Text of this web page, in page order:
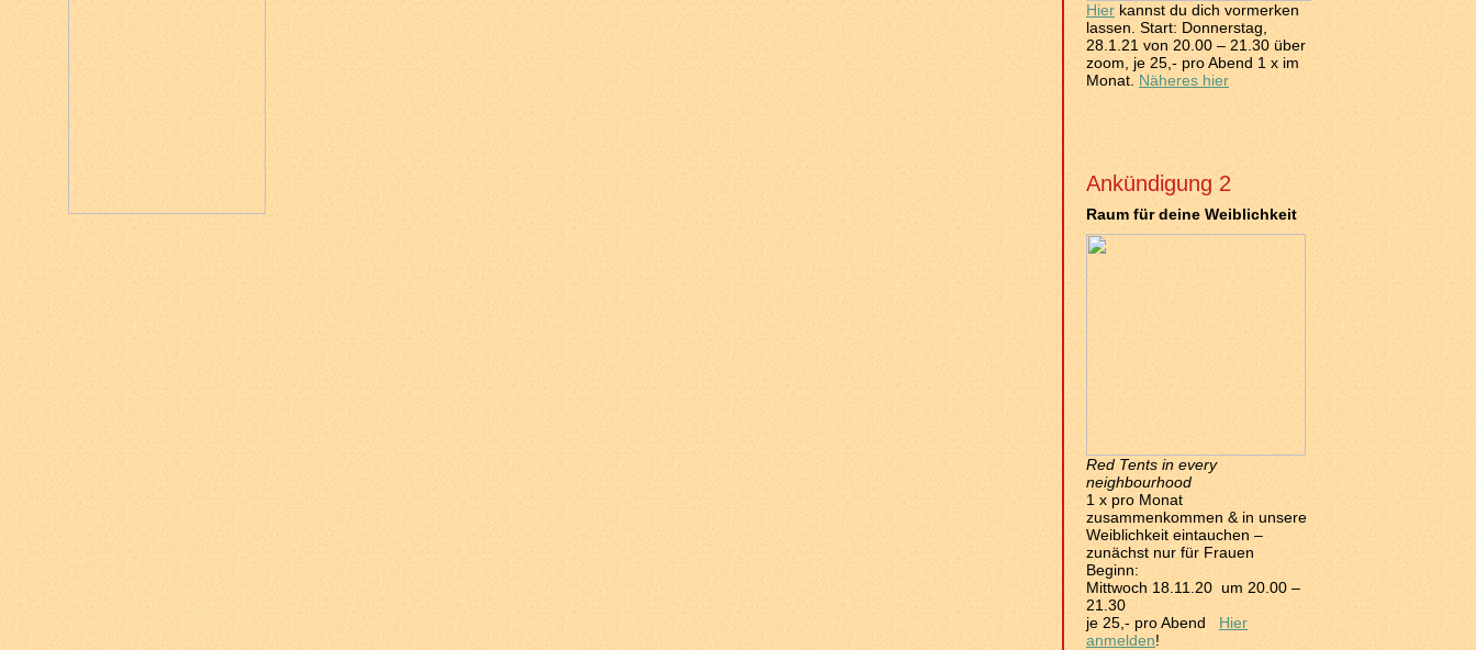
"Ich wäre nie innerlich
Hier kannst du dich vormerken
lassen. Start: Donnerstag,
28.1.21 von 20.00 – 21.30 über
zoom, je 25,- pro Abend 1 x im
Monat. Näheres hier
Ankündigung 2
Raum für deine Weiblichkeit
Red Tents in every
neighbourhood
1 x pro Monat
zusammenkommen & in unsere
Weiblichkeit eintauchen –
zunächst nur für Frauen
Beginn:
Mittwoch 18.11.20 um 20.00 –
21.30
je 25,- pro Abend Hier
anmelden!